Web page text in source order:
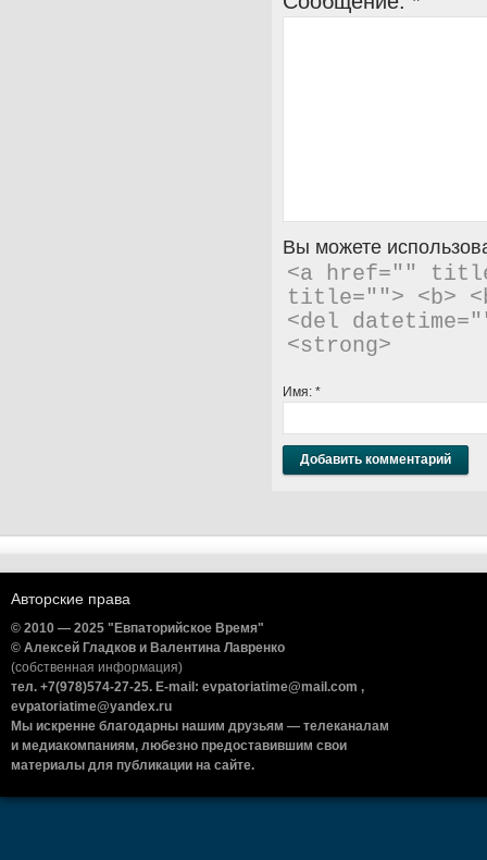
Вы можете
<a href=""
title=""> <b>
<del
<strong>
Имя: *
Авторские права
© 2010 — 2025 "Евпаторийское Время"
© Алексей Гладков и Валентина Лавренко
(собственная информация)
тел. +7(978)574-27-25. E-mail: evpatoriatime@mail.com ,
evpatoriatime@yandex.ru
Мы искренне благодарны нашим друзьям — телеканалам
и медиакомпаниям, любезно предоставившим свои
материалы для публикации на сайте.